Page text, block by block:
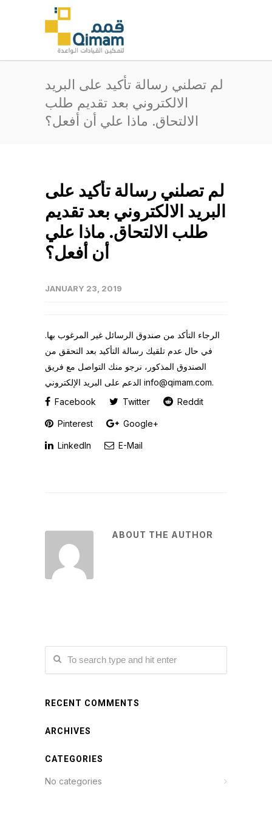
لم تصلني رسالة تأكيد على البريد
الالكتروني بعد تقديم طلب
الالتحاق. ماذا علي أن أفعل؟
لم تصلني رسالة تأكيد على
البريد الالكتروني بعد تقديم
طلب الالتحاق. ماذا علي
أن أفعل؟
JANUARY 23, 2019
الرجاء التأكد من صندوق الرسائل غير المرغوب بها.
في حال عدم تلقيك رسالة التأكيد بعد التحقق من
الصندوق المذكور، نرجو منك التواصل مع فريق
الدعم على البريد الإلكتروني info@qimam.com.
Facebook
Twitter Reddit
Pinterest Google+
LinkedIn E-Mail
ABOUT THE AUTHOR
RECENT COMMENTS
ARCHIVES
CATEGORIES
No categories